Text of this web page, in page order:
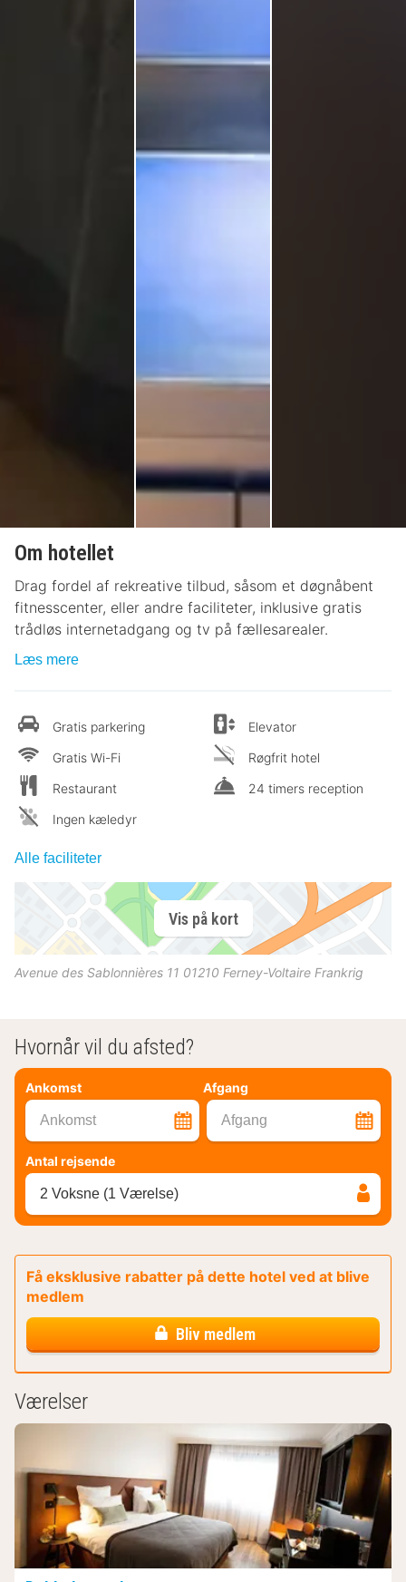
Om hotellet
Drag fordel af rekreative tilbud, såsom et døgnåbent
fitnesscenter, eller andre faciliteter, inklusive gratis
trådløs internetadgang og tv på fællesarealer.
Læs mere
Gratis parkering
Gratis Wi-Fi
Restaurant
Ingen kæledyr
Elevator
Røgfrit hotel
24 timers reception
Alle faciliteter
Vis på kort
Avenue des Sablonnières 11 01210 Ferney-Voltaire Frankrig
Hvornår vil du afsted?
Ankomst Afgang
Ankomst Afgang
Antal rejsende
2 Voksne (1 Værelse)
Få eksklusive rabatter på dette hotel ved at blive
medlem
Bliv medlem
Værelser